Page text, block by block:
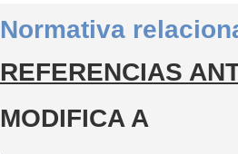
Normativa
REFERENCIAS
MODIFICA A